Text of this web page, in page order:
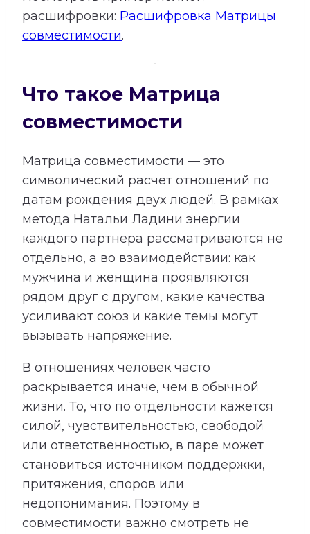
расшифровки: Расшифровка Матрицы
совместимости.
Что такое Матрица
совместимости
Матрица совместимости — это
символический расчет отношений по
датам рождения двух людей. В рамках
метода Натальи Ладини энергии
каждого партнера рассматриваются не
отдельно, а во взаимодействии: как
мужчина и женщина проявляются
рядом друг с другом, какие качества
усиливают союз и какие темы могут
вызывать напряжение.
В отношениях человек часто
раскрывается иначе, чем в обычной
жизни. То, что по отдельности кажется
силой, чувствительностью, свободой
или ответственностью, в паре может
становиться источником поддержки,
притяжения, споров или
недопонимания. Поэтому в
совместимости важно смотреть не